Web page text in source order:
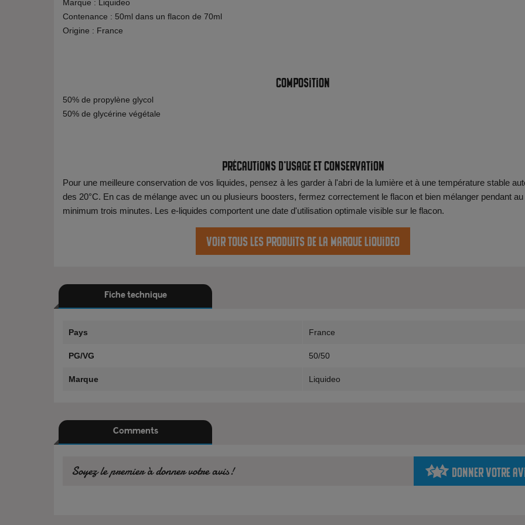
Marque : Liquideo
Contenance : 50ml dans un flacon de 70ml
Origine : France
Composition
50% de propylène glycol
50% de glycérine végétale
Précautions d'usage et conservation
Pour une meilleure conservation de vos liquides, pensez à les garder à l'abri de la lumière et à une température stable
des 20°C. En cas de mélange avec un ou plusieurs boosters, fermez correctement le flacon et bien mélanger pendant au
minimum trois minutes. Les e-liquides comportent une date d'utilisation optimale visible sur le flacon.
Voir tous les produits de la marque Liquideo
Fiche technique
Pays France
PG/VG 50/50
Marque Liquideo
Comments
Soyez le premier à donner votre avis! Donner votre